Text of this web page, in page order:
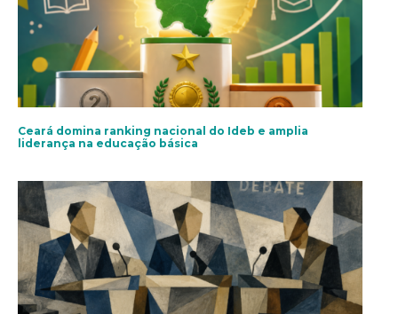
Ceará domina ranking nacional do Ideb e amplia
liderança na educação básica